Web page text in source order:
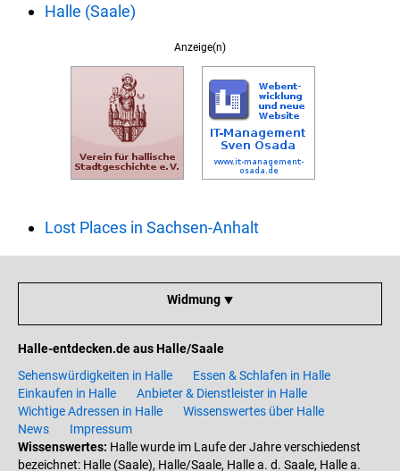
Halle (Saale)
Anzeige(n)
Lost Places in Sachsen-Anhalt
Widmung ⯆
Halle-entdecken.de aus Halle/Saale
Sehenswürdigkeiten in Halle
Essen & Schlafen in Halle
Einkaufen in Halle
Anbieter & Dienstleister in Halle
Wichtige Adressen in Halle
Wissenswertes über Halle
News
Impressum
Wissenswertes: Halle wurde im Laufe der Jahre verschiedenst
bezeichnet: Halle (Saale), Halle/Saale, Halle a. d. Saale, Halle a.